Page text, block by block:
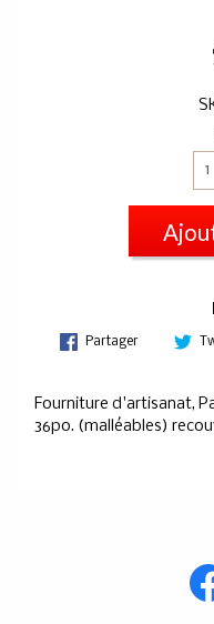
Partager
Fourniture d'artisanat,
36po. (malléables)